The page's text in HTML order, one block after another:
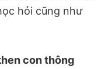
hỏi cũng như
con thông